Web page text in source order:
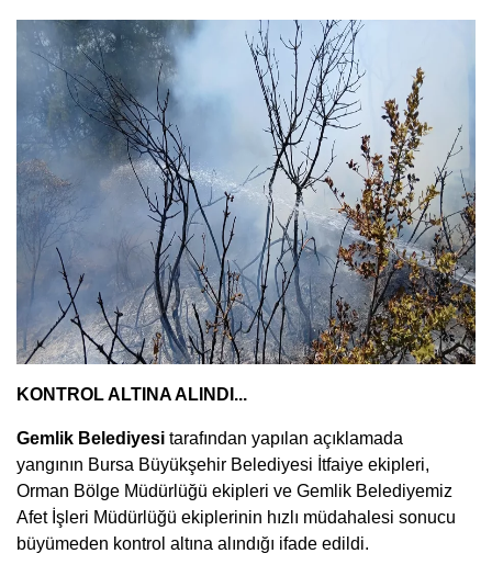
KONTROL ALTINA ALINDI...
Gemlik Belediyesi tarafından yapılan açıklamada
yangının Bursa Büyükşehir Belediyesi İtfaiye ekipleri,
Orman Bölge Müdürlüğü ekipleri ve Gemlik Belediyemiz
Afet İşleri Müdürlüğü ekiplerinin hızlı müdahalesi sonucu
büyümeden kontrol altına alındığı ifade edildi.